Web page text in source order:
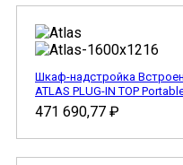
Шкаф-надстройка
ATLAS PLUG-IN TOP
471 690,77 ₽